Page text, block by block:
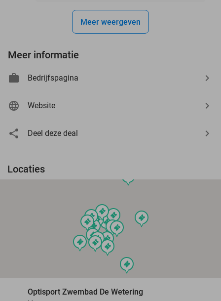
Meer weergeven
Meer informatie
Bedrijfspagina
Website
Deel deze deal
Locaties
events
events
events
events
events
events
events events
events
events
events
eventsevents
events events
events
events
events
Optisport Zwembad De Wetering